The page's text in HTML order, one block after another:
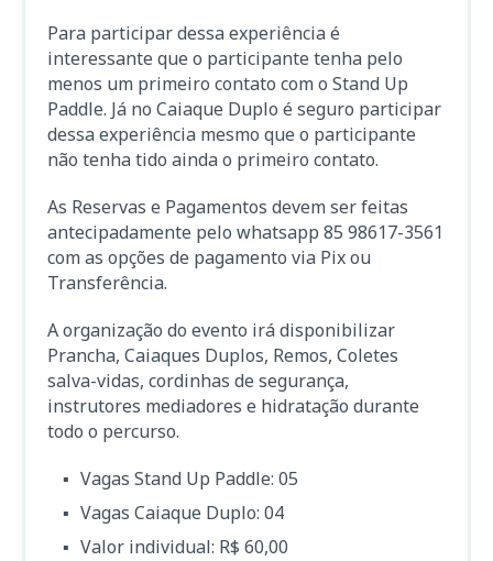
Para participar dessa experiência é
interessante que o participante tenha pelo
menos um primeiro contato com o Stand Up
Paddle. Já no Caiaque Duplo é seguro participar
dessa experiência mesmo que o participante
não tenha tido ainda o primeiro contato.
As Reservas e Pagamentos devem ser feitas
antecipadamente pelo whatsapp 85 98617-3561
com as opções de pagamento via Pix ou
Transferência.
A organização do evento irá disponibilizar
Prancha, Caiaques Duplos, Remos, Coletes
salva-vidas, cordinhas de segurança,
instrutores mediadores e hidratação durante
todo o percurso.
Vagas Stand Up Paddle: 05
Vagas Caiaque Duplo: 04
Valor individual: R$ 60,00